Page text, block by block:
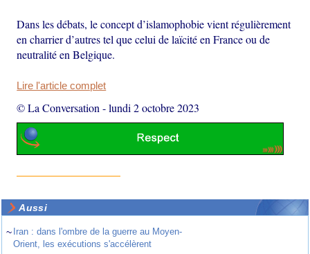
Dans les débats, le concept d’islamophobie vient régulièrement
en charrier d’autres tel que celui de laïcité en France ou de
neutralité en Belgique.
Lire l'article complet
© La Conversation -lundi 2 octobre 2023
Aussi
~ Iran : dans l'ombre de la guerre au Moyen-
Orient, les exécutions s'accélèrent